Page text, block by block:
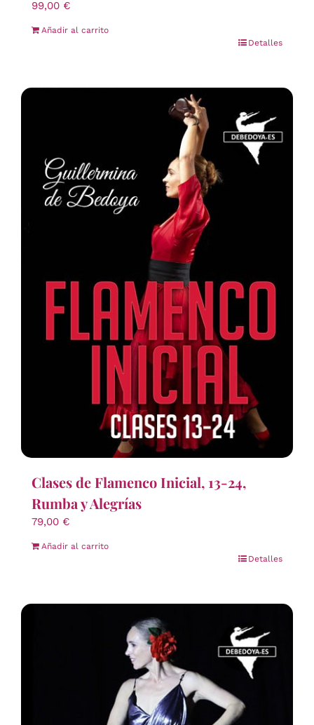
99,00 €
Añadir al carrito
Detalles
Clases de Flamenco Inicial, 13-24,
Rumba y Alegrías
79,00 €
Añadir al carrito
Detalles